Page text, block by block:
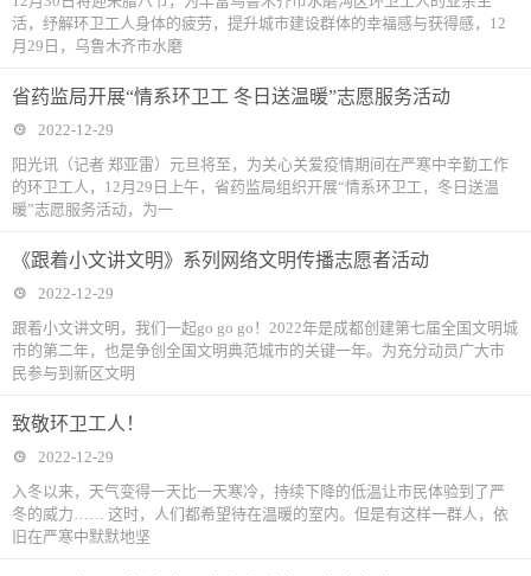
活，纾解环卫工人身体的疲劳，提升城市建设群体的幸福感与获得感，12
月29日，乌鲁木齐市水磨
省药监局开展“情系环卫工 冬日送温暖”志愿服务活动
2022-12-29
阳光讯（记者 郑亚雷）元旦将至，为关心关爱疫情期间在严寒中辛勤工作
的环卫工人，12月29日上午，省药监局组织开展“情系环卫工，冬日送温
暖”志愿服务活动，为一
《跟着小文讲文明》系列网络文明传播志愿者活动
2022-12-29
跟着小文讲文明，我们一起go go go！2022年是成都创建第七届全国文明城
市的第二年，也是争创全国文明典范城市的关键一年。为充分动员广大市
民参与到新区文明
致敬环卫工人！
2022-12-29
入冬以来，天气变得一天比一天寒冷，持续下降的低温让市民体验到了严
冬的威力…… 这时，人们都希望待在温暖的室内。但是有这样一群人，依
旧在严寒中默默地坚